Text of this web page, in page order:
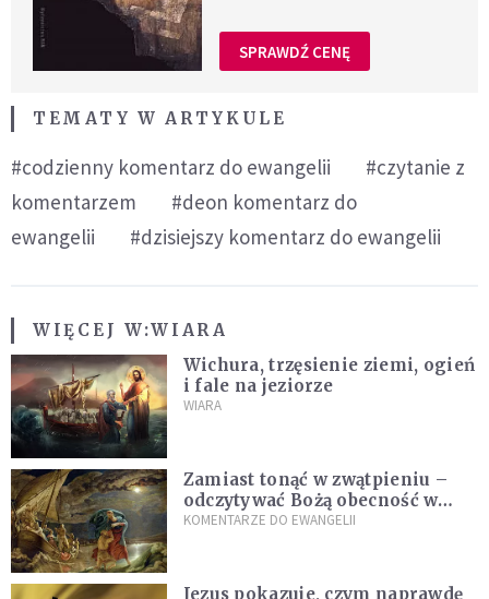
SPRAWDŹ CENĘ
TEMATY W ARTYKULE
#codzienny komentarz do ewangelii
#czytanie z
komentarzem
#deon komentarz do
ewangelii
#dzisiejszy komentarz do ewangelii
WIĘCEJ W:WIARA
Wichura, trzęsienie ziemi, ogień
i fale na jeziorze
WIARA
Zamiast tonąć w zwątpieniu –
odczytywać Bożą obecność w
burzach codziennego życia
KOMENTARZE DO EWANGELII
Jezus pokazuje, czym naprawdę